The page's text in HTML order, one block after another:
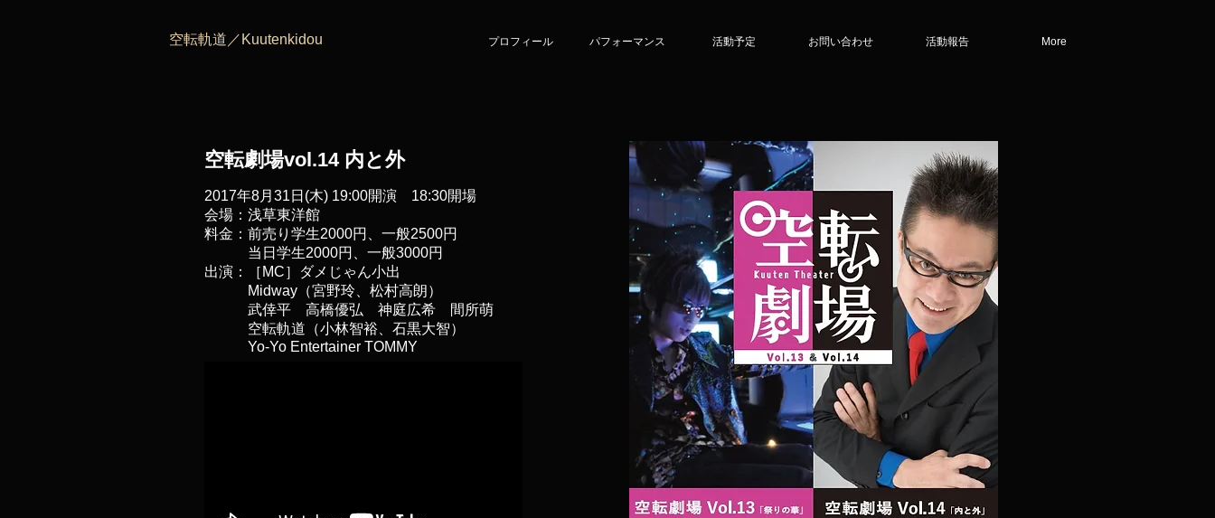
空転軌道／Kuutenkidou プロフィール パフォーマンス 活動予定 お問い合わせ 活動報告 More
空転劇場vol.14 内と外
2017年8月31日(木) 19:00開演 18:30開場
会場：浅草東洋館
料金：前売り学生2000円、一般2500円
当日 学生2000円、一般3000円
出演：［MC］ダメじゃん小出
Midway（宮野玲、松村高朗）
武倖平 高橋優弘 神庭広希 間所萌
空転軌道（小林智裕、石黒大智）
Yo-Yo Entertainer TOMMY